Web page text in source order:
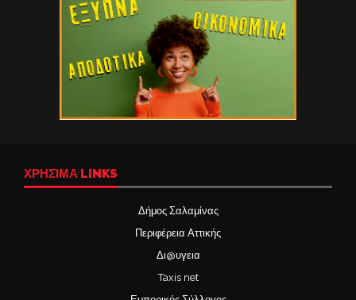
ΧΡΉΣΙΜΑ LINKS
Δήμος Σαλαμίνας
Περιφέρεια Αττικής
Δι@υγεια
Taxis net